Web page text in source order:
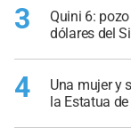
3
Quini 6:
dólares del
4
Una mujer y
la Estatua